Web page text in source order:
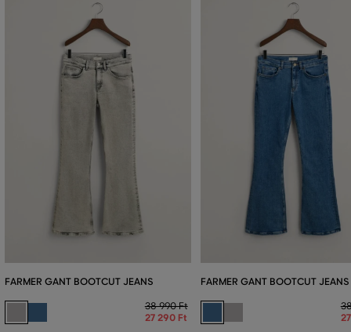
FARMER GANT BOOTCUT JEANS
38 990 Ft
27 290 Ft
FARMER GANT BOOTCUT JEANS